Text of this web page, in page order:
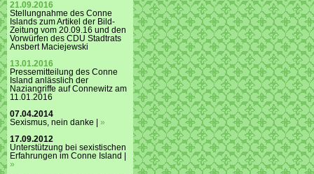
21.09.2016
Stellungnahme des Conne
Islands zum Artikel der Bild-
Zeitung vom 20.09.16 und den
Vorwürfen des CDU Stadtrats
Ansbert Maciejewski
13.01.2016
Pressemitteilung des Conne
Island anlässlich der
Naziangriffe auf Connewitz am
11.01.2016
07.04.2014
Sexismus, nein danke | »
17.09.2012
Unterstützung bei sexistischen
Erfahrungen im Conne Island |
»